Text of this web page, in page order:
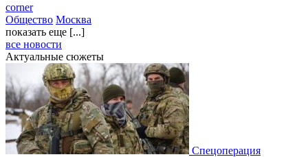
corner
Общество Москва
показать еще [...]
все новости
Актуальные сюжеты
Спецоперация